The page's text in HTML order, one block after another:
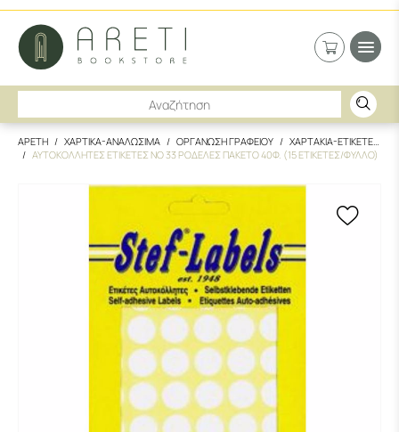
ΑΡΕΤΗ ΧΑΡΤΙΚΑ-ΑΝΑΛΩΣΙΜΑ ΟΡΓΑΝΩΣΗ ΓΡΑΦΕΙΟΥ
ΧΑΡΤΑΚΙΑ-ΕΤΙΚΕΤΕΣ
ΑΥΤΟΚΟΛΛΗΤΕΣ ΕΤΙΚΕΤΕΣ NO 33 ΡΟΔΕΛΕΣ ΠΑΚΕΤΟ 40Φ. (15 ΕΤΙΚΕΤΕΣ/ΦΥΛΛΟ)